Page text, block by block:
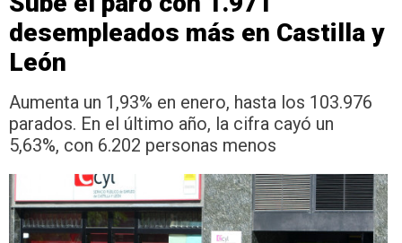
desempleados más en Castilla y
León
Aumenta un 1,93% en enero, hasta los 103.976
parados. En el último año, la cifra cayó un
5,63%, con 6.202 personas menos